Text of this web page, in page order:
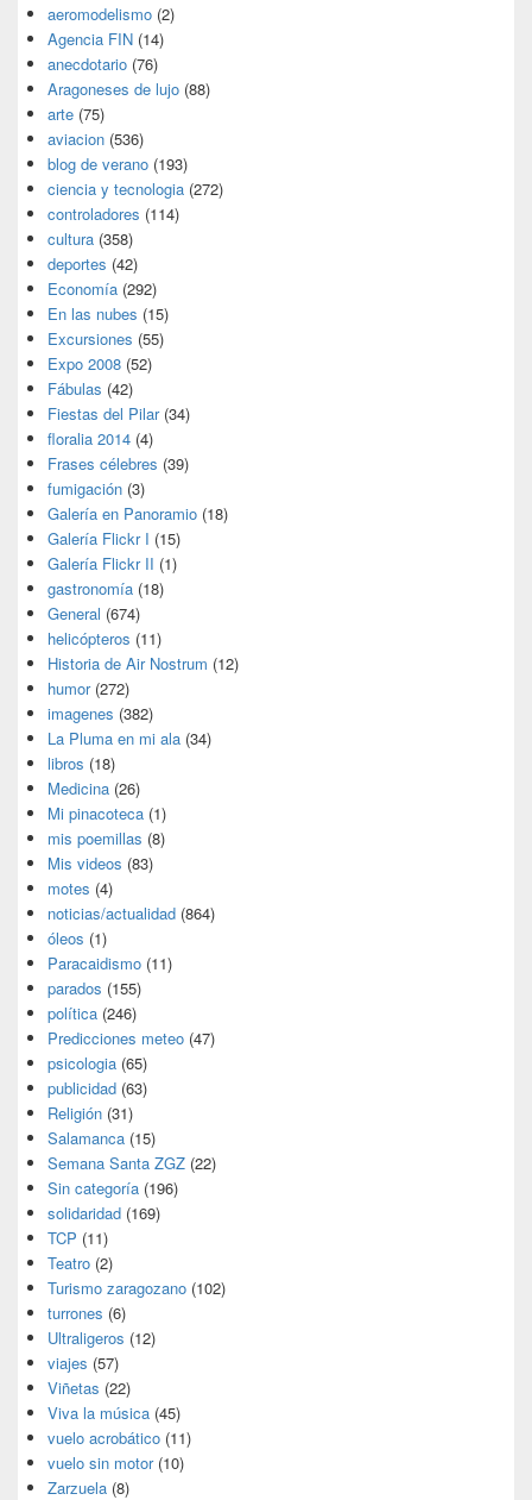
aeromodelismo (2)
Agencia FIN (14)
anecdotario (76)
Aragoneses de lujo (88)
arte (75)
aviacion (536)
blog de verano (193)
ciencia y tecnologia (272)
controladores (114)
cultura (358)
deportes (42)
Economía (292)
En las nubes (15)
Excursiones (55)
Expo 2008 (52)
Fábulas (42)
Fiestas del Pilar(34)
floralia 2014 (4)
Frases célebres (39)
fumigación (3)
Galería en Panoramio (18)
Galería Flickr I (15)
Galería Flickr II (1)
gastronomía (18)
General (674)
helicópteros (11)
Historia de Air Nostrum (12)
humor(272)
imagenes (382)
La Pluma en mi ala (34)
libros (18)
Medicina (26)
Mi pinacoteca (1)
mis poemillas (8)
Mis videos (83)
motes (4)
noticias/actualidad (864)
óleos (1)
Paracaidismo (11)
parados (155)
política (246)
Predicciones meteo (47)
psicologia (65)
publicidad (63)
Religión (31)
Salamanca (15)
Semana Santa ZGZ (22)
Sin categoría (196)
solidaridad (169)
TCP (11)
Teatro (2)
Turismo zaragozano (102)
turrones (6)
Ultraligeros (12)
viajes (57)
Viñetas (22)
Viva la música (45)
vuelo acrobático (11)
vuelo sin motor(10)
Zarzuela (8)